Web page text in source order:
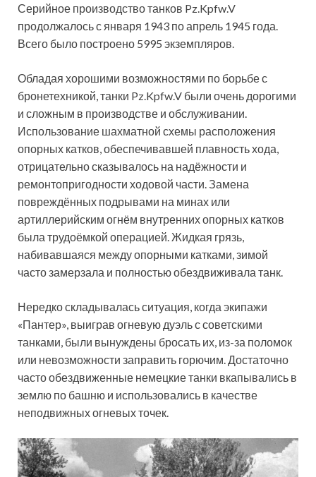
Серийное производство танков Pz.Kpfw.V
продолжалось с января 1943 по апрель 1945 года.
Всего было построено 5995 экземпляров.
Обладая хорошими возможностями по борьбе с
бронетехникой, танки Pz.Kpfw.V были очень дорогими
и сложным в производстве и обслуживании.
Использование шахматной схемы расположения
опорных катков, обеспечивавшей плавность хода,
отрицательно сказывалось на надёжности и
ремонтопригодности ходовой части. Замена
повреждённых подрывами на минах или
артиллерийским огнём внутренних опорных катков
была трудоёмкой операцией. Жидкая грязь,
набивавшаяся между опорными катками, зимой
часто замерзала и полностью обездвиживала танк.
Нередко складывалась ситуация, когда экипажи
«Пантер», выиграв огневую дуэль с советскими
танками, были вынуждены бросать их, из-за поломок
или невозможности заправить горючим. Достаточно
часто обездвиженные немецкие танки вкапывались в
землю по башню и использовались в качестве
неподвижных огневых точек.